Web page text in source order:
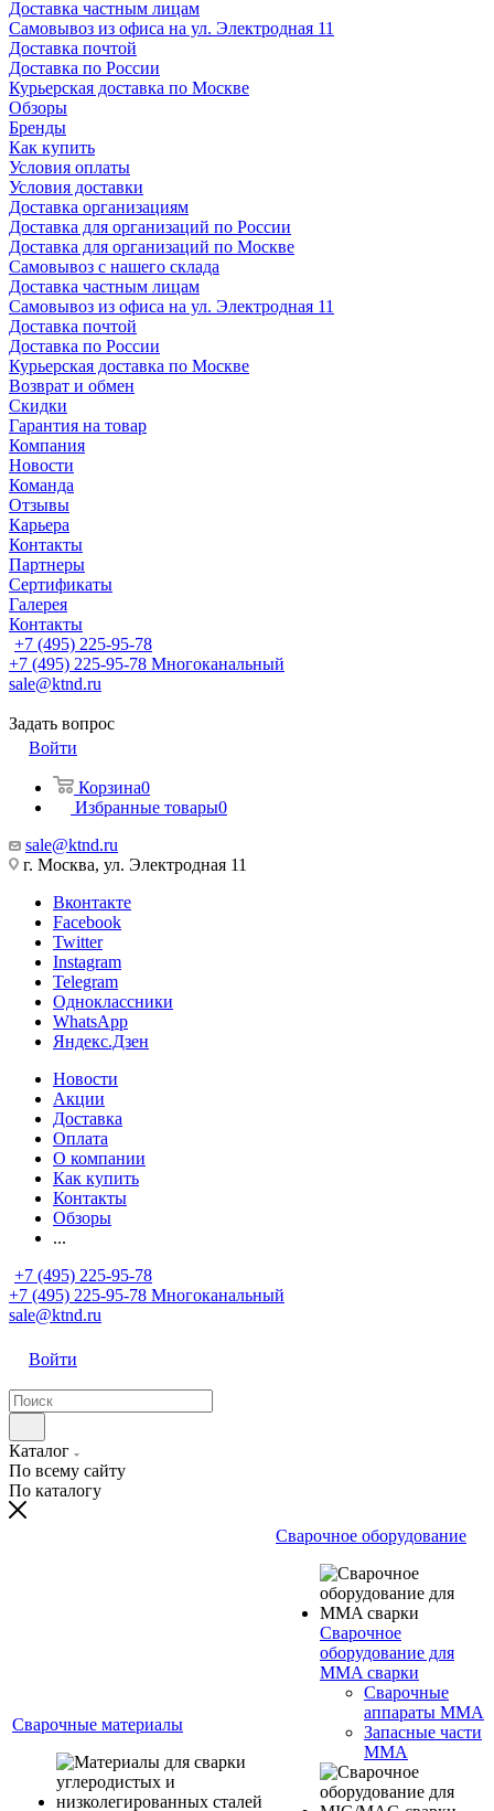
Доставка частным лицам
Самовывоз из офиса на ул. Электродная 11
Доставка почтой
Доставка по России
Курьерская доставка по Москве
Обзоры
Бренды
Как купить
Условия оплаты
Условия доставки
Доставка организациям
Доставка для организаций по России
Доставка для организаций по Москве
Самовывоз с нашего склада
Доставка частным лицам
Самовывоз из офиса на ул. Электродная 11
Доставка почтой
Доставка по России
Курьерская доставка по Москве
Возврат и обмен
Скидки
Гарантия на товар
Компания
Новости
Команда
Отзывы
Карьера
Контакты
Партнеры
Сертификаты
Галерея
Контакты
+7 (495) 225-95-78
+7 (495) 225-95-78 Многоканальный
sale@ktnd.ru
Задать вопрос
Войти
Корзина0
Избранные товары0
sale@ktnd.ru
г. Москва, ул. Электродная 11
Вконтакте
Facebook
Twitter
Instagram
Telegram
Одноклассники
WhatsApp
Яндекс.Дзен
Новости
Акции
Доставка
Оплата
О компании
Как купить
Контакты
Обзоры
...
+7 (495) 225-95-78
+7 (495) 225-95-78 Многоканальный
sale@ktnd.ru
Войти
Каталог
По всему сайту
По каталогу
Сварочные материалы
Сварочное оборудование
Сварочное
оборудование для
MMA сварки
Сварочные
аппараты MMA
Запасные части
MMA